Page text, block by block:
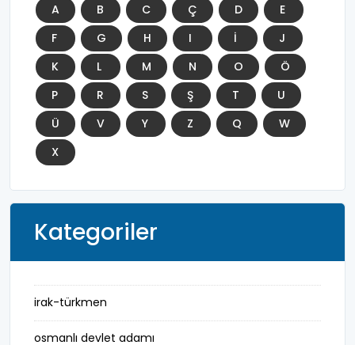
A B C Ç D
E
F
G H I İ
J
K
L M N O
Ö
P
R S Ş T
U
Ü
V Y Z Q
W
X
Kategoriler
irak-türkmen
osmanlı devlet adamı